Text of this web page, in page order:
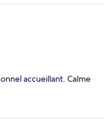
accueillant. Calme